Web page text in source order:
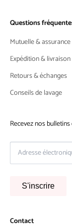
Questions
Mutuelle & assurance
Expédition & livraison
Retours & échanges
Conseils de lavage
Recevez nos
S'inscrire
Contact